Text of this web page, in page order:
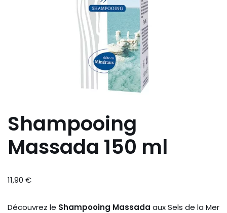
Shampooing
Massada 150 ml
11,90 €
Découvrez le Shampooing Massada aux Sels de la Mer